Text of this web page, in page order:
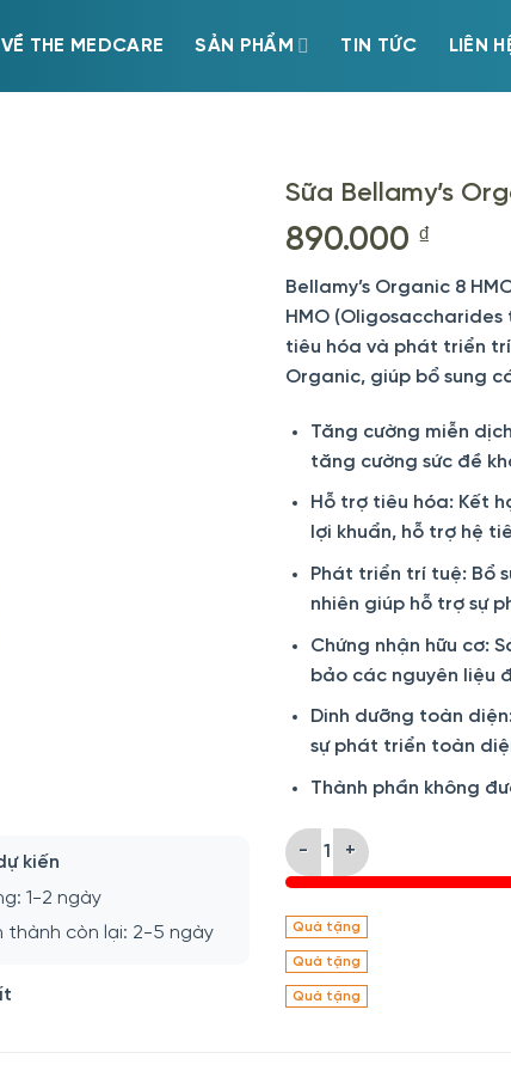
VỀ THE MEDCARE SẢN PHẨM TIN TỨC LIÊN
kiến
1-2 ngày
thành còn lại: 2-5 ngày
Sữa Bellamy’s
890.000 ₫
Bellamy’s Organic 8
HMO
tiêu hóa và phát triển
Organic, giúp bổ sung
Tăng cường miễn
tăng cường sức đề
Hỗ trợ tiêu hóa: Kết
lợi khuẩn, hỗ trợ hệ
Phát triển trí tuệ: Bổ
nhiên giúp hỗ trợ sự
Chứng nhận hữu cơ:
bảo các nguyên liệu
Dinh dưỡng toàn
sự phát triển toàn
Thành phần không
Sữa Bellamy’s Organic
Quà tặng
Quà tặng
Quà tặng